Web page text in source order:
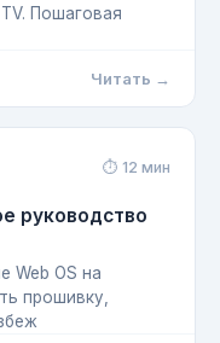
Пошаговая
Читать →
⏱ 12 мин
руководство
Web OS на
прошивку,